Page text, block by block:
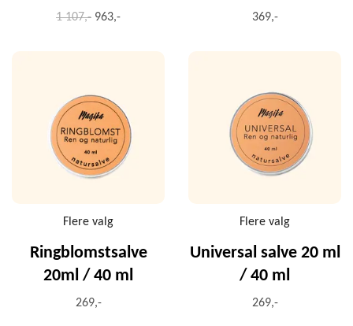
1 107,- 963,- 369,-
Flere valg
Ringblomstsalve
20ml / 40 ml
269,-
Flere valg
Universal salve 20 ml
/ 40 ml
269,-